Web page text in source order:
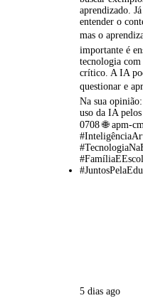
5 dias ago